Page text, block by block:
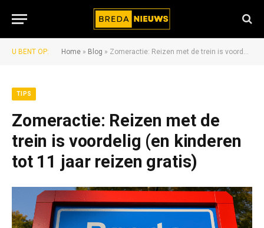
U BENT OP: Home » Blog » Zomeractie: Reizen met de trein is voordelig (en kinderen tot 11 jaar reizen gratis)
TIPS
Zomeractie: Reizen met de
trein is voordelig (en kinderen
tot 11 jaar reizen gratis)